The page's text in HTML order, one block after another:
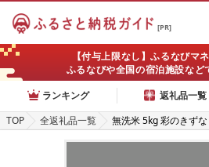
[PR]
【付与上限なし】ふるなびマ
ふるなびや全国の宿泊施設など
ランキング
返礼品一覧
TOP
全返礼品一覧
無洗米 5kg 彩のきず